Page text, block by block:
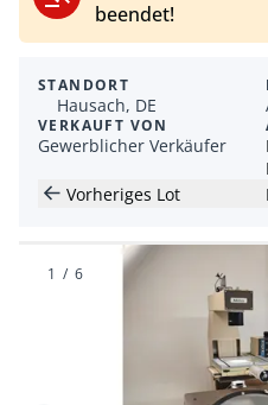
beendet!
STANDORT
Hausach, DE
VERKAUFT VON
Gewerblicher Verkäufer
Vorheriges Lot
1 / 6